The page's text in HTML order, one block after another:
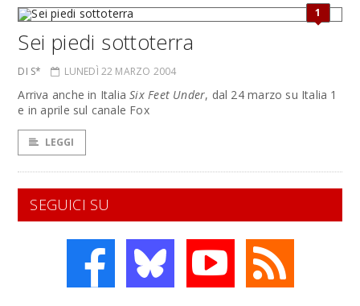
1
Sei piedi sottoterra
DI S* LUNEDÌ 22 MARZO 2004
Arriva anche in ItaliaSix Feet Under, dal 24 marzo su Italia 1
e in aprile sul canale Fox
LEGGI
SEGUICI SU